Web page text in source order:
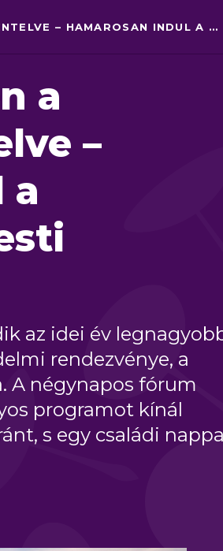
NÉGY NAP TELJESEN A CSALÁDNAK SZENTELVE – HAMAROSAN INDUL A CSALÁDOK BUDAPESTI VILÁGTALÁLKOZÓJA!
a
–
a
az idei év
rendezvénye, a
A négynapos fórum
programot kínál
s egy családi